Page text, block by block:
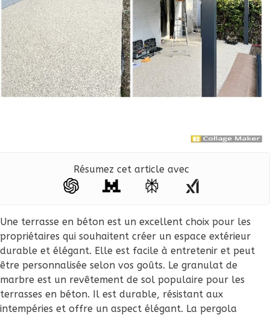
Résumez cet article avec
Une terrasse en béton est un excellent choix pour les
propriétaires qui souhaitent créer un espace extérieur
durable et élégant. Elle est facile à entretenir et peut
être personnalisée selon vos goûts. Le granulat de
marbre est un revêtement de sol populaire pour les
terrasses en béton. Il est durable, résistant aux
intempéries et offre un aspect élégant. La pergola